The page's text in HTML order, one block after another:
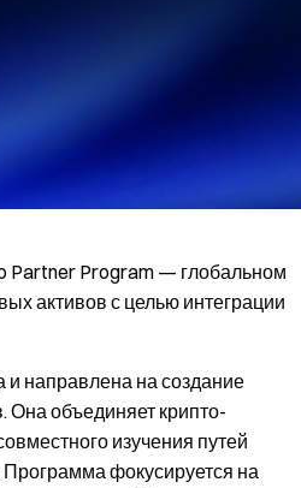
Partner Program — глобальном
активов с целью интеграции
направлена на создание
Она объединяет крипто-
изучения путей
фокусируется на